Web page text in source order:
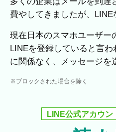
費やしてきましたが、LINE
現在日本のスマホユーザー
LINEを登録していると言
に関係なく、メッセージを
※ブロックされた場合を除く
LINE公式アカウ